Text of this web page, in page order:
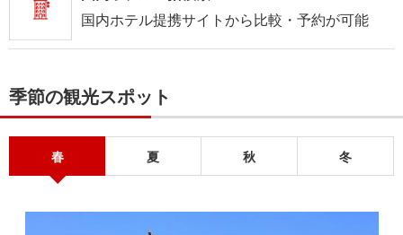
国内ホテル提携サイトから比較・予約が可能
季節の観光スポット
春 夏 秋 冬